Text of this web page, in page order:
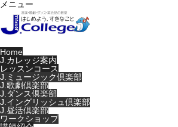
メニュー
Home
J.カレッジ案内
レッスンコース
J.ミュージック倶楽部
J.歌劇倶楽部
J.ダンス倶楽部
J.イングリッシュ倶楽部
J.昼活倶楽部
ワークショップ